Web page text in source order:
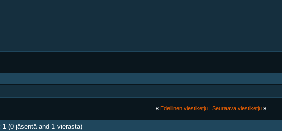
« Edellinen viestiketju| Seuraava viestiketju »
1 (0 jäsentä and 1 vierasta)